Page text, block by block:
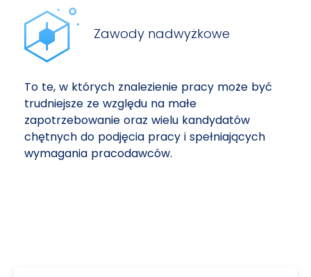
Zawody nadwyżkowe
To te, w których znalezienie pracy może być
trudniejsze ze względu na małe
zapotrzebowanie oraz wielu kandydatów
chętnych do podjęcia pracy i spełniających
wymagania pracodawców.